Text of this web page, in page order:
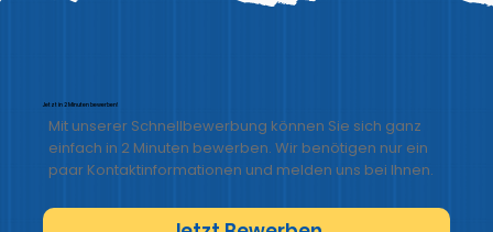
Jetzt in 2 Minuten bewerben!
Mit unserer Schnellbewerbung können Sie sich ganz
einfach in 2 Minuten bewerben. Wir benötigen nur ein
paar Kontaktinformationen und melden uns bei Ihnen.